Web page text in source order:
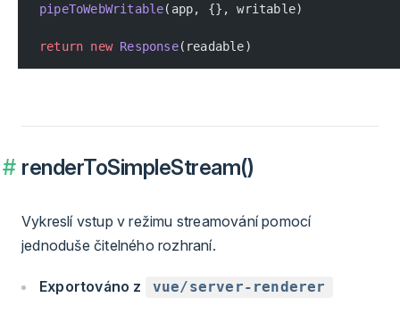
pipeToWebWritable(app, {}, writable)
return new Response(readable)
renderToSimpleStream()
Vykreslí vstup v režimu streamování pomocí
jednoduše čitelného rozhraní.
Exportováno z vue/server-renderer